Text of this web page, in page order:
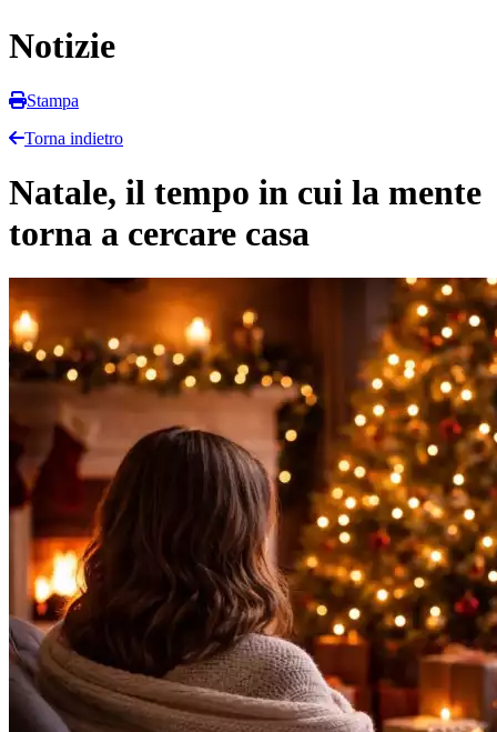
Notizie
Stampa
Torna indietro
Natale, il tempo in cui la mente
torna a cercare casa